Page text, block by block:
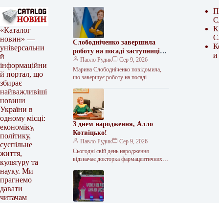
«Каталог
новин» —
універсальни
й
інформаційни
й портал, що
збирає
найважливіші
новини
України в
одному місці:
економіку,
політику,
суспільне
життя,
культуру та
науку. Ми
прагнемо
давати
читачам
Слободніченко завершила
роботу на посаді заступниці
міністра охорони здоров’я
Павло Рудик
Сер 9, 2026
Марина Слободніченко повідомила,
що завершує роботу на посаді
України з питань європейської
інтеграції. Про це вона…
З днем народження, Алло
Котвіцько!
Павло Рудик
Сер 9, 2026
Сьогодні свій день народження
відзначає докторка фармацевтичних
науки і техніки України, одна з
найавторитетніших постатей
вітчизняної
и